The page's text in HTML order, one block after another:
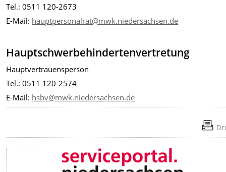
Tel.: 0511 120-2673
E-Mail: hauptpersonalrat@mwk.niedersachsen.de
Hauptschwerbehindertenvertretung
Hauptvertrauensperson
Tel.: 0511 120-2574
E-Mail: hsbv@mwk.niedersachsen.de